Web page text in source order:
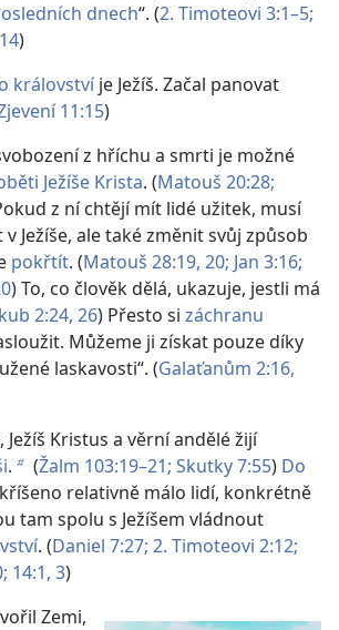
dnech“. (2. Timoteovi 3:1–5;
)
královstvíje Ježíš. Začal panovat
11:15)
z hříchu a smrti je možné
Ježíše Krista. (Matouš 20:28;
z ní chtějí mít lidé užitek, musí
Ježíše, ale také změnit svůj způsob
pokřtít. (Matouš 28:19, 20; Jan 3:16;
) To, co člověk dělá, ukazuje, jestli má
2:24, 26) Přesto si záchranu
Můžeme ji získat pouze díky
laskavosti“. (Galaťanům 2:16,
Ježíš Kristus a věrní andělé žijí
. b (Žalm 103:19–21; Skutky 7:55) Do
relativně málo lidí, konkrétně
tam spolu s Ježíšem vládnout
. (Daniel 7:27; 2. Timoteovi 2:12;
14:1, 3)
Zemi,